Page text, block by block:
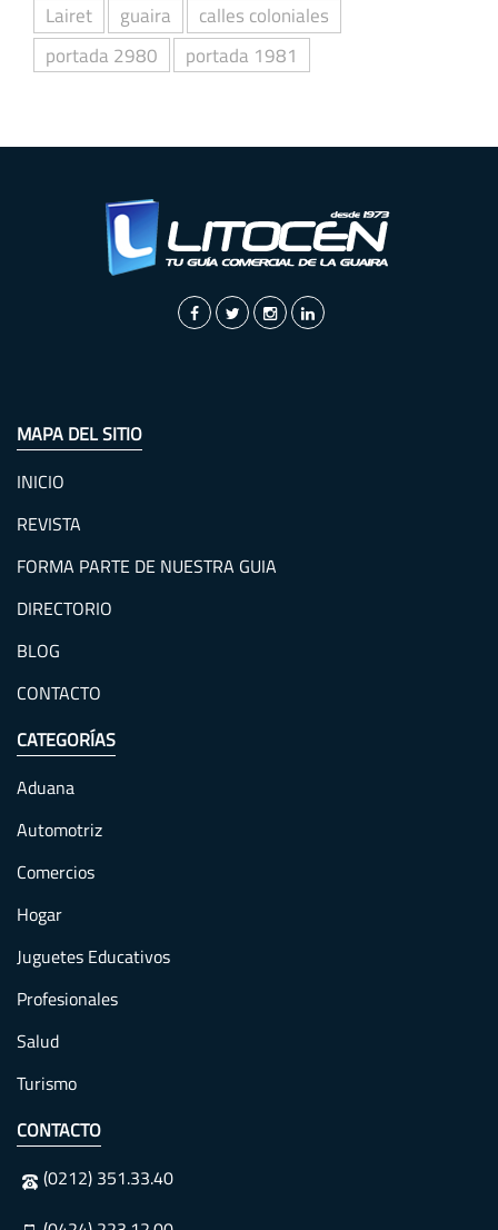
Lairet
guaira
calles coloniales
portada 2980
portada 1981
MAPA DEL SITIO
INICIO
REVISTA
FORMA PARTE DE NUESTRA GUIA
DIRECTORIO
BLOG
CONTACTO
CATEGORÍAS
Aduana
Automotriz
Comercios
Hogar
Juguetes Educativos
Profesionales
Salud
Turismo
CONTACTO
(0212) 351.33.40